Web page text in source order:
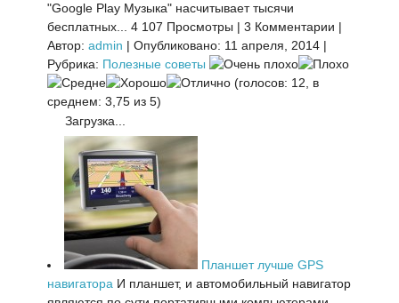
"Google Play Музыка" насчитывает тысячи
бесплатных...
4 107 Просмотры | 3 Комментарии |
Автор: admin | Опубликовано: 11 апреля, 2014 |
Рубрика: Полезные советы
(голосов: 12, в
среднем: 3,75 из 5)
Загрузка...
Планшет лучше GPS
навигатора И планшет, и автомобильный навигатор